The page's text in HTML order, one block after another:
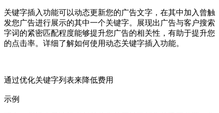
关键字插入功能可以动态更新您的广告文字，在其中加入曾触
发您广告进行展示的其中一个关键字。展现出广告与客户搜索
字词的紧密匹配程度能够提升您广告的相关性，有助于提升您
的点击率。详细了解如何使用动态关键字插入功能。
通过优化关键字列表来降低费用
示例